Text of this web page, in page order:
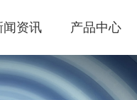
闻资讯 产品中心